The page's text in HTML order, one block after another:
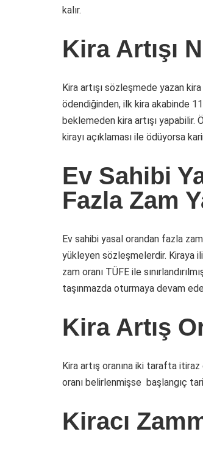
kalır.
Kira Artışı
Kira artışı sözleşmede yazan
ödendiğinden, ilk kira akabinde
beklemeden kira artışı yapabilir.
kirayı açıklaması ile ödüyorsa
Ev Sahibi
Fazla Zam
Ev sahibi yasal orandan fazla
yükleyen sözleşmelerdir. Kiraya
zam oranı TÜFE ile
taşınmazda oturmaya devam
Kira Artış
Kira artış oranına iki tarafta
oranı belirlenmişse başlangıç
Kiracı